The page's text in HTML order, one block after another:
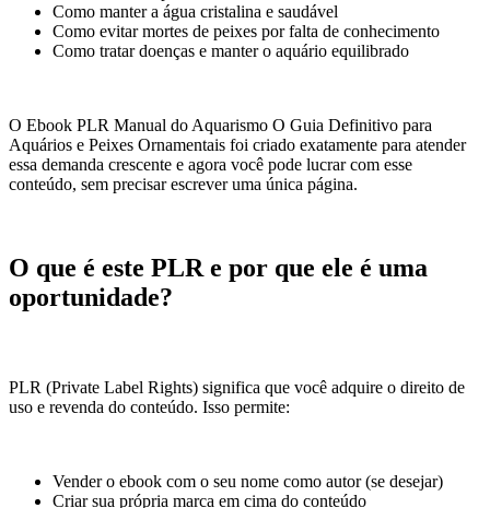
Como manter a água cristalina e saudável
Como evitar mortes de peixes por falta de conhecimento
Como tratar doenças e manter o aquário equilibrado
O Ebook PLR Manual do Aquarismo O Guia Definitivo para
Aquários e Peixes Ornamentais foi criado exatamente para atender
essa demanda crescente e agora você pode lucrar com esse
conteúdo, sem precisar escrever uma única página.
O que é este PLR e por que ele é uma
oportunidade?
PLR (Private Label Rights) significa que você adquire o direito de
uso e revenda do conteúdo. Isso permite:
Vender o ebook com o seu nome como autor (se desejar)
Criar sua própria marca em cima do conteúdo